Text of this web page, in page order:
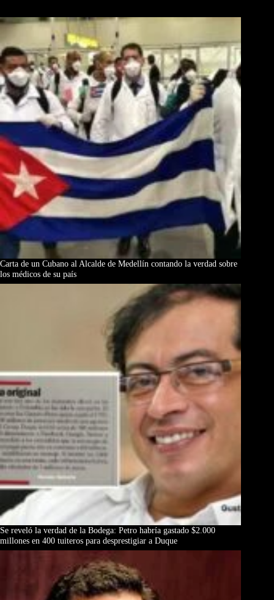
Carta de un Cubano al Alcalde de Medellín contando la verdad sobre
los médicos de su país
Se reveló la verdad de la Bodega: Petro habría gastado $2.000
millones en 400 tuiteros para desprestigiar a Duque